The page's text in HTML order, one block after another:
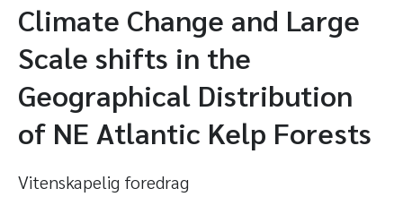
Climate Change and Large
Scale shifts in the
Geographical Distribution
of NE Atlantic Kelp Forests
Vitenskapelig foredrag